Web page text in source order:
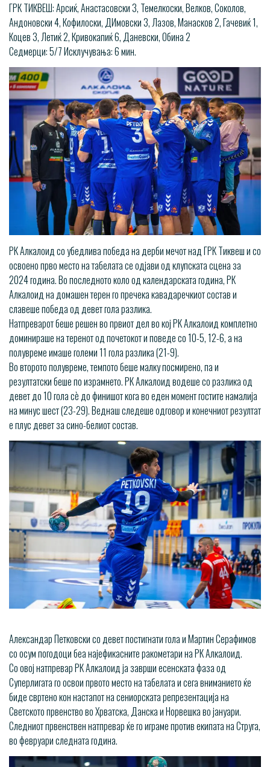
ГРК ТИКВЕШ: Арсиќ, Анастасовски 3, Темелкоски, Велков, Соколов,
Андоновски 4, Кофилоски, ДИмовски 3, Лазов, Манасков 2, Гачевиќ 1,
Коцев 3, Летиќ 2, Кривокапиќ 6, Даневски, Обина 2
Седмерци: 5/7 Исклучувања: 6 мин.
РК Алкалоид со убедлива победа на дерби мечот над ГРК Тиквеш и со
освоено прво место на табелата се одјави од клупската сцена за
2024 година. Во последното коло од календарската година, РК
Алкалоид на домашен терен го пречека кавадаречкиот состав и
славеше победа од девет гола разлика.
Натпреварот беше решен во првиот дел во кој РК Алкалоид комплетно
доминираше на теренот од почетокот и поведе со 10-5, 12-6, а на
полувреме имаше големи 11 гола разлика (21-9).
Во второто полувреме, темпото беше малку посмирено, па и
резултатски беше по израмнето. РК Алкалоид водеше со разлика од
девет до 10 гола сѐ до финишот кога во еден момент гостите намалија
на минус шест (23-29). Веднаш следеше одговор и конечниот резултат
е плус девет за сино-белиот состав.
Александар Петковски со девет постигнати гола и Мартин Серафимов
со осум погодоци беа најефикасните ракометари на РК Алкалоид.
Со овој натпревар РК Алкалоид ја заврши есенската фаза од
Суперлигата го освои првото место на табелата и сега вниманието ќе
биде свртено кон настапот на сениорската репрезентација на
Светското првенство во Хрватска, Данска и Норвешка во јануари.
Следниот првенствен натпревар ќе го играме против екипата на Струга,
во февруари следната година.